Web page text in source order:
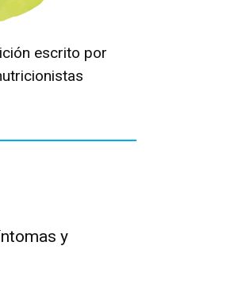
escrito por
y